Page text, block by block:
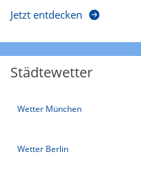
Jetzt entdecken
Städtewetter
Wetter München
Wetter Berlin